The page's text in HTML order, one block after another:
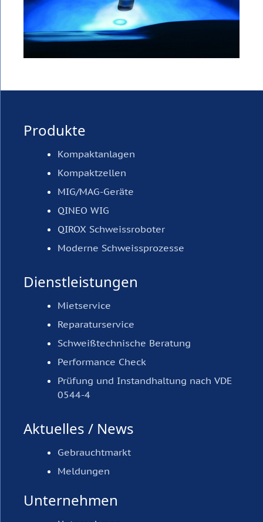
Produkte
Kompaktanlagen
Kompaktzellen
MIG/MAG-Geräte
QINEO WIG
QIROX Schweissroboter
Moderne Schweissprozesse
Dienstleistungen
Mietservice
Reparaturservice
Schweißtechnische Beratung
Performance Check
Prüfung und Instandhaltung nach VDE
0544-4
Aktuelles / News
Gebrauchtmarkt
Meldungen
Unternehmen